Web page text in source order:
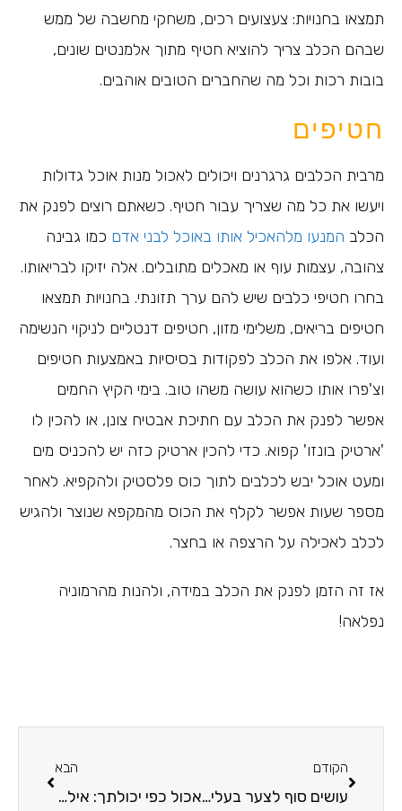
תמצאו בחנויות: צעצועים רכים, משחקי מחשבה של ממש
שבהם הכלב צריך להוציא חטיף מתוך אלמנטים שונים,
בובות רכות וכל מה שהחברים הטובים אוהבים.
חטיפים
מרבית הכלבים גרגרנים ויכולים לאכול מנות אוכל גדולות
ויעשו את כל מה שצריך עבור חטיף. כשאתם רוצים לפנק את
הכלב המנעו מלהאכיל אותו באוכל לבני אדם כמו גבינה
צהובה, עצמות עוף או מאכלים מתובלים. אלה יזיקו לבריאותו.
בחרו חטיפי כלבים שיש להם ערך תזונתי. בחנויות תמצאו
חטיפים בריאים, משלימי מזון, חטיפים דנטליים לניקוי הנשימה
ועוד. אלפו את הכלב לפקודות בסיסיות באמצעות חטיפים
וצ'פרו אותו כשהוא עושה משהו טוב. בימי הקיץ החמים
אפשר לפנק את הכלב עם חתיכת אבטיח צונן, או להכין לו
'ארטיק בונזו' קפוא. כדי להכין ארטיק כזה יש להכניס מים
ומעט אוכל יבש לכלבים לתוך כוס פלסטיק ולהקפיא. לאחר
מספר שעות אפשר לקלף את הכוס מהמקפא שנוצר ולהגיש
לכלב לאכילה על הרצפה או בחצר.
אז זה הזמן לפנק את הכלב במידה, ולהנות מהרמוניה
נפלאה!
הקודם
עושים סוף לצער בעלי החיים
הבא
אכול כפי יכולתך: אילו סוגי מזון יש לכלבים?